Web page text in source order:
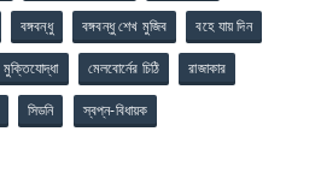
বঙ্গবন্ধু বঙ্গবন্ধু শেখ মুজিব বহে যায় দিন
মুক্তিযোদ্ধা মেলবোর্নের চিঠি রাজাকার
সিডনি স্বপ্ন-বিধায়ক